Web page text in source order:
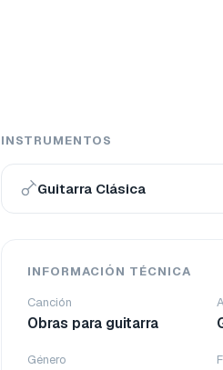
INSTRUMENTOS
Guitarra Clásica
INFORMACIÓN TÉCNICA
Canción
Obras para guitarra
Género